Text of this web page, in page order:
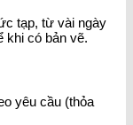
tạp, từ vài ngày
khi có bản vẽ.
yêu cầu (thỏa